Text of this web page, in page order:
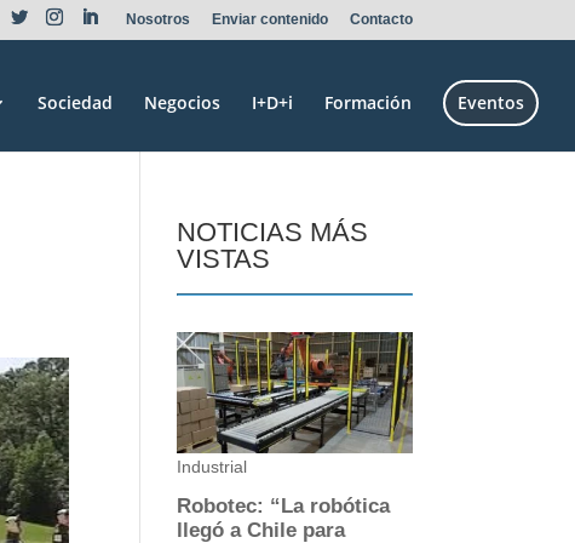
Nosotros Enviar contenido Contacto
Sociedad Negocios I+D+i Formación Eventos
NOTICIAS MÁS
VISTAS